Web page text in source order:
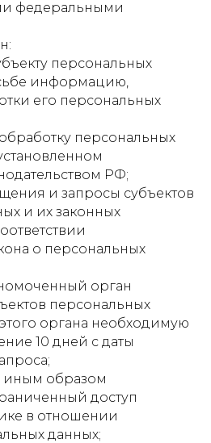
федеральными
персональных
информацию,
его персональных
персональных
РФ;
и запросы субъектов
и их законных
о персональных
орган
персональных
органа необходимую
10 дней с даты
иным образом
доступ
в отношении
данных;